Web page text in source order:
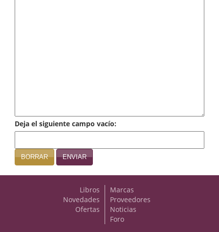
Local
Mafia y espionaje
Deja el siguiente campo vacío:
BORRAR ENVIAR
Libros
Novedades
Ofertas
Marcas
Proveedores
Noticias
Foro